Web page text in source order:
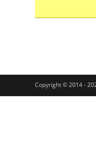
Copyright © 2014 -